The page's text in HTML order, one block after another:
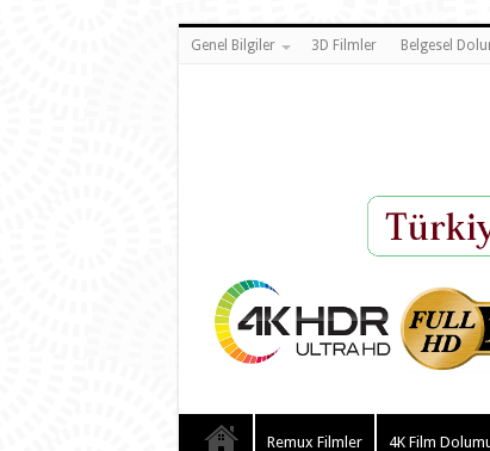
Genel Bilgiler 3D Filmler Belgesel
Remux Filmler 4K Film